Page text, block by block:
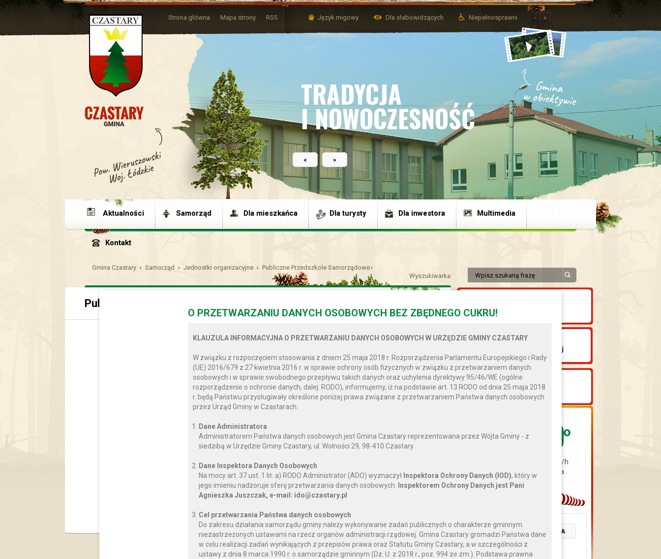
< >
Strona główna Mapa strony RSS Język migowy Dla słabowidzących Niepełnosprawni
TRADYCJA
I NOWOCZESNOŚĆ
Aktualności Samorząd Dla mieszkańca Dla turysty Dla inwestora Multimedia
Kontakt
Gmina Czastary Samorząd Jednostki organizacyjne
Publiczne Przedszkole Samorządowe
Wyszukiwarka:
Publiczne Przedszkole Samorządowe
Publiczne Przedszkole Samorządowe w Czastarach
Tel. 62 784 64 63
e-mail przedszkole.czastary@o2.pl
7 0°
0 km/h
0 hPa
POZOSTAŁE WYDARZENIA
O PRZETWARZANIU DANYCH OSOBOWYCH BEZ ZBĘDNEGO CUKRU!
KLAUZULA INFORMACYJNA O PRZETWARZANIU DANYCH OSOBOWYCH W URZĘDZIE GMINY CZASTARY
W związku z rozpoczęciem stosowania z dniem 25 maja 2018 r. Rozporządzenia Parlamentu Europejskiego i Rady
(UE) 2016/679 z 27 kwietnia 2016 r. w sprawie ochrony osób fizycznych w związku z przetwarzaniem danych
osobowych i w sprawie swobodnego przepływu takich danych oraz uchylenia dyrektywy 95/46/WE (ogólne
rozporządzenie o ochronie danych, dalej: RODO), informujemy, iż na podstawie art. 13 RODO od dnia 25 maja 2018
r. będą Państwu przysługiwały określone poniżej prawa związane z przetwarzaniem Państwa danych osobowych
przez Urząd Gminy w Czastarach.
Dane Administratora
Administratorem Państwa danych osobowych jest Gmina Czastary reprezentowana przez Wójta Gminy - z
siedzibą w Urzędzie Gminy Czastary, ul. Wolności 29, 98-410 Czastary.
Dane Inspektora Danych Osobowych
Na mocy art. 37 ust. 1 lit. a) RODO Administrator (ADO) wyznaczył Inspektora Ochrony Danych (IOD), który w
jego imieniu nadzoruje sferę przetwarzania danych osobowych.
Inspektorem Ochrony Danych jest Pani
Agnieszka Juszczak, e-mail: ido@czastary.pl
Cel przetwarzania Państwa danych osobowych
Do zakresu działania samorządu gminy należy wykonywanie zadań publicznych o charakterze gminnym
niezastrzeżonych ustawami na rzecz organów administracji rządowej. Gmina Czastary gromadzi Państwa dane
w celu realizacji zadań wynikających z przepisów prawa oraz Statutu Gminy Czastary, a w szczególności z
ustawy z dnia 8 marca 1990 r. o samorządzie gminnym (Dz. U. z 2018 r., poz. 994 ze zm.). Podstawa prawna